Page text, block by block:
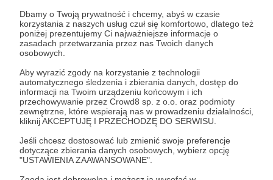
Dbamy o Twoją prywatność i chcemy, abyś w czasie
korzystania z naszych usług czuł się komfortowo, dlatego też
poniżej prezentujemy Ci najważniejsze informacje o
zasadach przetwarzania przez nas Twoich danych
osobowych.
Aby wyrazić zgody na korzystanie z technologii
automatycznego śledzenia i zbierania danych, dostęp do
informacji na Twoim urządzeniu końcowym i ich
przechowywanie przez Crowd8 sp. z o.o. oraz podmioty
zewnętrzne, które wspierają nas w prowadzeniu działalności,
kliknij AKCEPTUJĘ I PRZECHODZĘ DO SERWISU.
Jeśli chcesz dostosować lub zmienić swoje preferencje
dotyczące zbierania danych osobowych, wybierz opcję
"USTAWIENIA ZAAWANSOWANE".